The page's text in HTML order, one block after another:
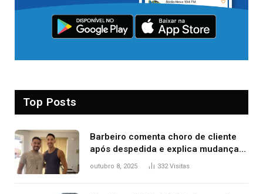
Top Posts
Barbeiro comenta choro de cliente
após despedida e explica mudança
para o TO: ‘Não esperava atingir
outubro 8, 2025 332Visitas